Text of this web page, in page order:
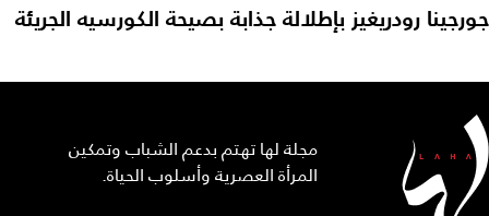
جورجينا رودريغيز بإطلالة جذابة بصيحة الكورسيه الجريئة
مجلة لها تهتم بدعم الشباب وتمكين
المرأة العصرية وأسلوب الحياة.